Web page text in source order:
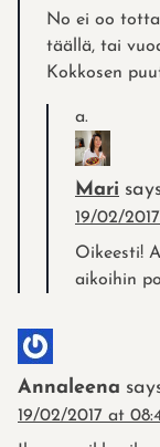
No ei oo
täällä, tai
Kokkosen
Mari
19/02/
Oikeesti!
aikoihin
Annaleena
19/02/2017 at